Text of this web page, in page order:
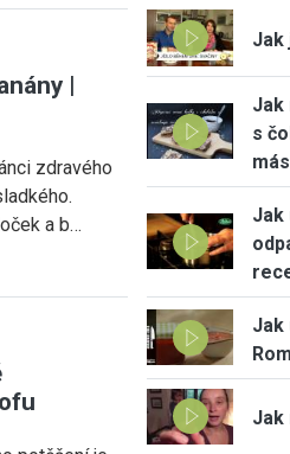
|
zdravého
a b…
Jak
Jak
s
Jak
Jak
Jak